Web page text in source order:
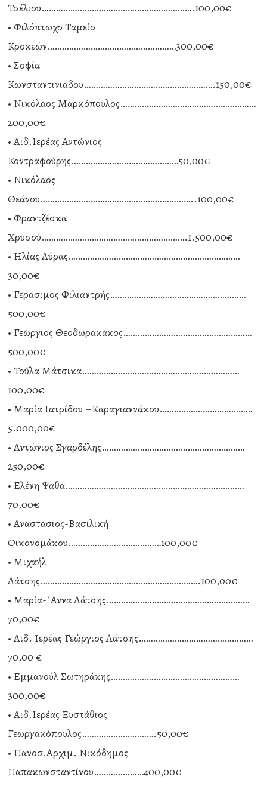
Τσέλιου……………………………………………………….100,00€
• Φιλόπτωχο Ταμείο
Κροκεών………………………………………………300,00€
• Σοφία
Κωνσταντινιάδου……………………………………………….150,00€
• Νικόλαος Μαρκόπουλος…………………………………………………
200,00€
• Αιδ.Ιερέας Αντώνιος
Κοντραφούρης………………………………………50,00€
• Νικόλαος
Θεάνου………………………………………………………..100,00€
• Φραντζέσκα
Χρυσού…………………………………………………….1.500,00€
• Ηλίας Λύρας………………………………………………………………
30,00€
• Γεράσιμος Φιλιαντρής…………………………………………………
500,00€
• Γεώργιος Θεοδωρακάκος………………………………………………
500,00€
• Τούλα Μάτσικα…………………………………………………………
100,00€
• Μαρία Ιατρίδου –Καραγιαννάκου…………………………………
5.000,00€
• Αντώνιος Σγαρδέλης……………………………………………………
250,00€
• Ελένη Ψαθά…………………………………………………………………
70,00€
• Αναστάσιος-Βασιλική
Οικονομάκου…………………………………100,00€
• Μιχαήλ
Λάτσης………………………………………………………….100,00€
• Μαρία-΄Αννα Λάτσης……………………………………………………
70,00€
• Αιδ. Ιερέας Γεώργιος Λάτσης…………………………………………
70,00 €
• Εμμανούλ Σωτηράκης………………………………………………
300,00€
• Αιδ.Ιερέας Ευστάθιος
Γεωργακόπουλος………………………….50,00€
• Πανοσ.Αρχιμ. Νικόδημος
Παπακωνσταντίνου…………………400,00€